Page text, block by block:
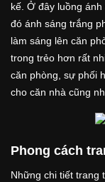
kế. Ở đây luồng
đó ánh sáng trắng
làm sáng lên căn
trong trẻo hơn rất
căn phòng, sự phối
cho căn nhà cũng
Phong cách
Những chi tiết trang